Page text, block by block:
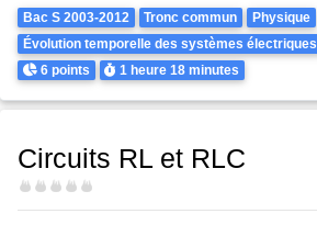
Theme
Bac S 2003-2012 Tronc commun
Physique
Évolution temporelle des systèmes électriques
Points
6 points Durée
1 heure18 minutes
Circuits RL et RLC
Difficulté